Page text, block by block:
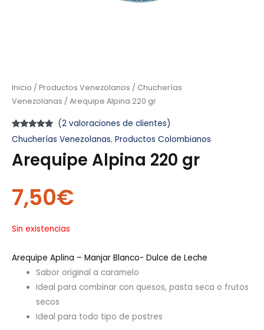
Inicio / Productos Venezolanos / Chucherías
Venezolanas / Arequipe Alpina 220 gr
Valorado
con5.00de
2
valoraciones
de clientes
(2valoraciones de clientes)
Chucherías Venezolanas, Productos Colombianos
Arequipe Alpina 220 gr
7,50€
Sin existencias
Arequipe Aplina – Manjar Blanco- Dulce de Leche
Sabor original a caramelo
Ideal para combinar con quesos, pasta seca o frutos
secos
Ideal para todo tipo de postres